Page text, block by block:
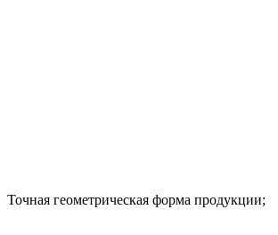
Точная геометрическая форма продукции;